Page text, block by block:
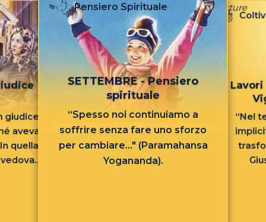
giudice,
aveva
quella
Pensiero Spirituale
SETTEMBRE - Pensiero
spirituale
“Spesso noi continuiamo a
soffrire senza fare uno sforzo
per cambiare..." (Paramahansa
Yogananda).
Lavori
“Nel